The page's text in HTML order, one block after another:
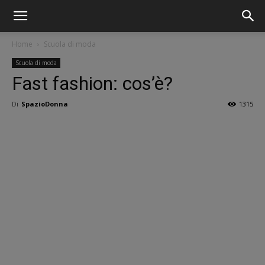
Home Scuola di moda
Scuola di moda
Fast fashion: cos’è?
Di SpazioDonna 1315